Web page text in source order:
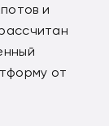
и
от